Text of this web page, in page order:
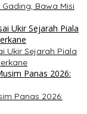
Bawa Misi
Ukir Sejarah Piala
Panas 2026: